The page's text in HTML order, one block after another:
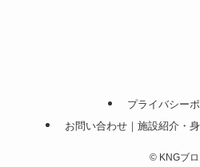
プライバシー
お問い合わせ｜施設紹介・
© KNGブ